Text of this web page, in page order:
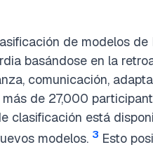
de modelos
basándose en la
comunicación,
de 27,000
clasificación está
modelos. 3 Esto